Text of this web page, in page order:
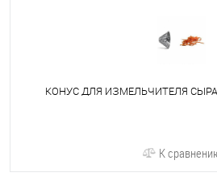
КОНУС ДЛЯ ИЗМЕЛЬЧИТЕЛЯ СЫРА
К